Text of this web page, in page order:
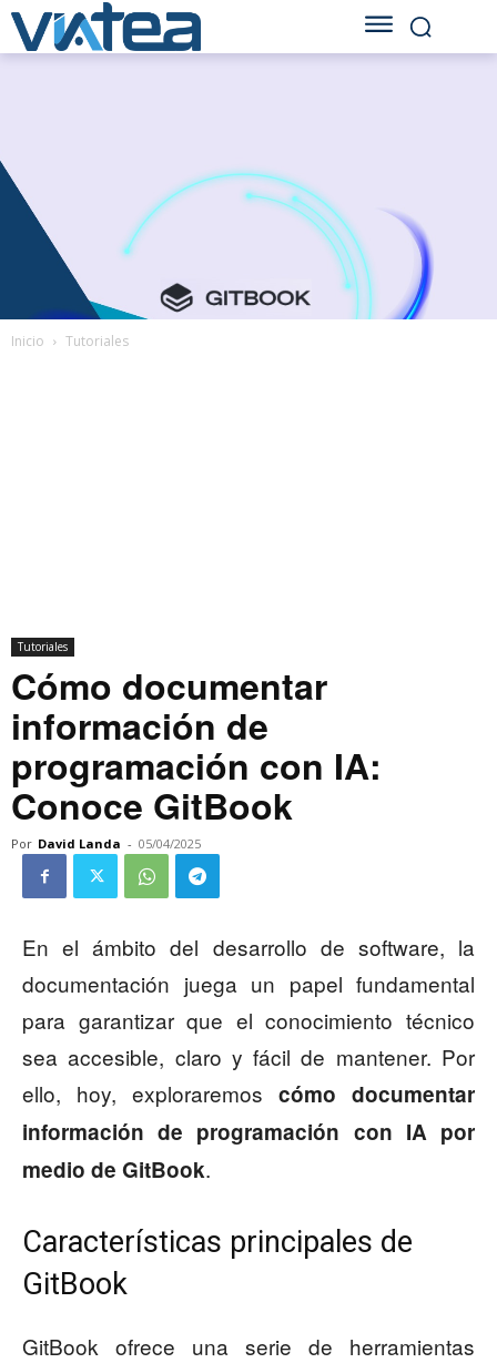
Inicio Tutoriales
Tutoriales
Cómo documentar
información de
programación con IA:
Conoce GitBook
Por David Landa - 05/04/2025
En el ámbito del desarrollo de software, la
documentación juega un papel fundamental
para garantizar que el conocimiento técnico
sea accesible, claro y fácil de mantener. Por
ello, hoy, exploraremos cómo documentar
información de programación con IA por
medio de GitBook.
Características principales de
GitBook
GitBook ofrece una serie de herramientas